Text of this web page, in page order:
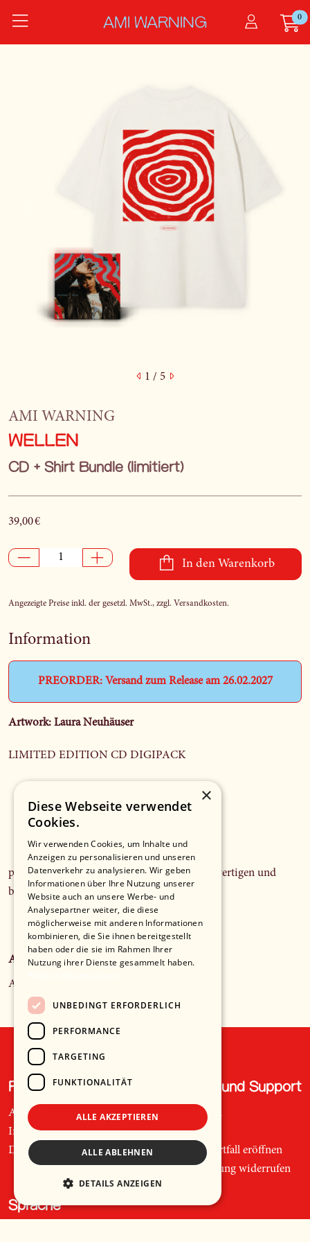
AMI WARNING 0
Startseite
1 / 5
AMI WARNING
WELLEN
CD + Shirt Bundle (limitiert)
39,00 €
In den Warenkorb
Angezeigte Preise inkl. der gesetzl. MwSt., zzgl. Versandkosten.
Information
PREORDER: Versand zum Release am 26.02.2027
Artwork: Laura Neuhäuser
LIMITED EDITION CD DIGIPACK
inkl. 10-seitigem Booklet mit Songtexten
12 Tracks | Tracklisting TBA.
plus limitiertes WELLEN -T-Shirt mit hochwertigen und
beidseitigem Siebdruck !!
Rohware: Stanley Stella.
Anbieter*in
Ami Warning
Recht und Ordnung
AGB
Impressum
Datenschutz
Hilfe und Support
Telefon
Mail
Supportfall eröffnen
Bestellung widerrufen
Sprache
×
Diese Webseite verwendet
Cookies.
Wir verwenden Cookies, um Inhalte und
Anzeigen zu personalisieren und unseren
Datenverkehr zu analysieren. Wir geben
Informationen über Ihre Nutzung unserer
Website auch an unsere Werbe- und
Analysepartner weiter, die diese
möglicherweise mit anderen Informationen
kombinieren, die Sie ihnen bereitgestellt
haben oder die sie im Rahmen Ihrer
Nutzung ihrer Dienste gesammelt haben.
UNBEDINGT ERFORDERLICH
PERFORMANCE
TARGETING
FUNKTIONALITÄT
ALLE AKZEPTIEREN
ALLE ABLEHNEN
DETAILS ANZEIGEN